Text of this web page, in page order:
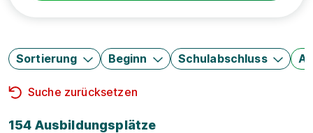
Sortierung Beginn Schulabschluss
Suche zurücksetzen
154 Ausbildungsplätze